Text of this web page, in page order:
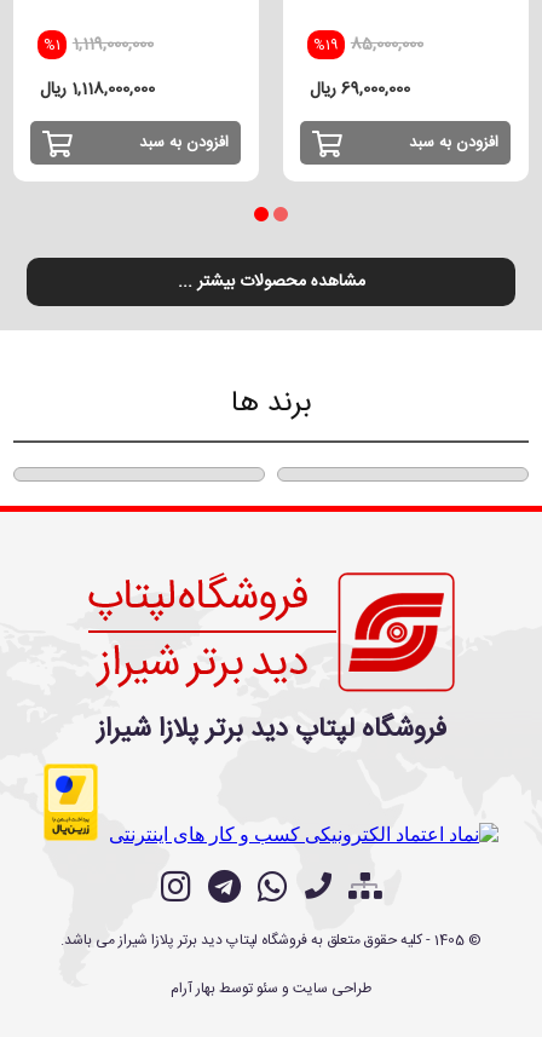
%19 85,000,000
69,000,000 ریال
افزودن به سبد
-32GB - 512 GB SSD - VGA
%1 1,119,000,000
1,118,000,000 ریال
افزودن به سبد
مشاهده محصولات بیشتر ...
برند ها
فروشگاه لپتاپ دید برتر پلازا شیراز
©
1405- کلیه حقوق متعلق بهفروشگاه لپتاپ دید برتر پلازا شیرازمی باشد.
طراحی سایت و سئو توسطبهار آرام